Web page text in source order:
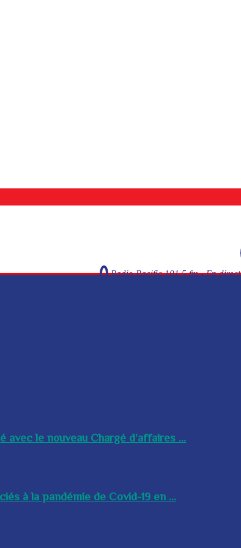
Radio Pacific 101.5 fm - En direct
le nouveau Chargé d’affaires ...
à la pandémie de Covid-19 en ...